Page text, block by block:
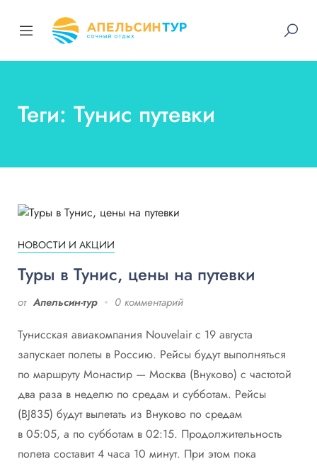
Теги: Тунис путевки
НОВОСТИ И АКЦИИ
Туры в Тунис, цены на путевки
от Апельсин-тур 0 комментарий
Тунисская авиакомпания Nouvelair с 19 августа
запускает полеты в Россию. Рейсы будут выполняться
по маршруту Монастир — Москва (Внуково) с частотой
два раза в неделю по средам и субботам. Рейсы
(BJ835) будут вылетать из Внуково по средам
в 05:05, а по субботам в 02:15. Продолжительность
полета составит 4 часа 10 минут. При этом пока